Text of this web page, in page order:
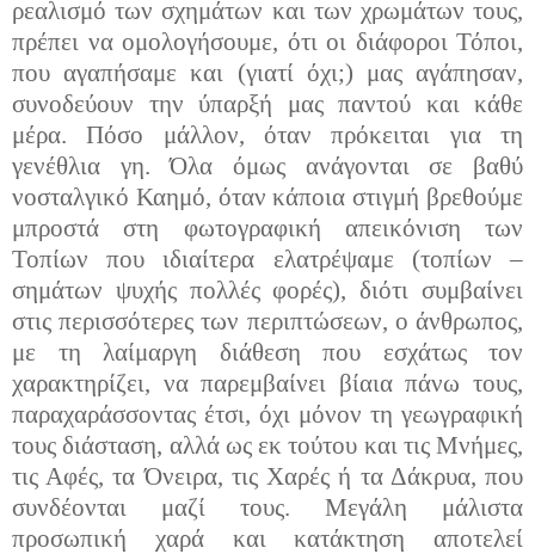
ρεαλισμό των σχημάτων και των χρωμάτων τους,
πρέπει να ομολογήσουμε, ότι οι διάφοροι Τόποι,
που αγαπήσαμε και (γιατί όχι;) μας αγάπησαν,
συνοδεύουν την ύπαρξή μας παντού και κάθε
μέρα. Πόσο μάλλον, όταν πρόκειται για τη
γενέθλια γη. Όλα όμως ανάγονται σε βαθύ
νοσταλγικό Καημό, όταν κάποια στιγμή βρεθούμε
μπροστά στη φωτογραφική απεικόνιση των
Τοπίων που ιδιαίτερα ελατρέψαμε (τοπίων –
σημάτων ψυχής πολλές φορές), διότι συμβαίνει
στις περισσότερες των περιπτώσεων, ο άνθρωπος,
με τη λαίμαργη διάθεση που εσχάτως τον
χαρακτηρίζει, να παρεμβαίνει βίαια πάνω τους,
παραχαράσσοντας έτσι, όχι μόνον τη γεωγραφική
τους διάσταση, αλλά ως εκ τούτου και τις Μνήμες,
τις Αφές, τα Όνειρα, τις Χαρές ή τα Δάκρυα, που
συνδέονται μαζί τους. Μεγάλη μάλιστα
προσωπική χαρά και κατάκτηση αποτελεί